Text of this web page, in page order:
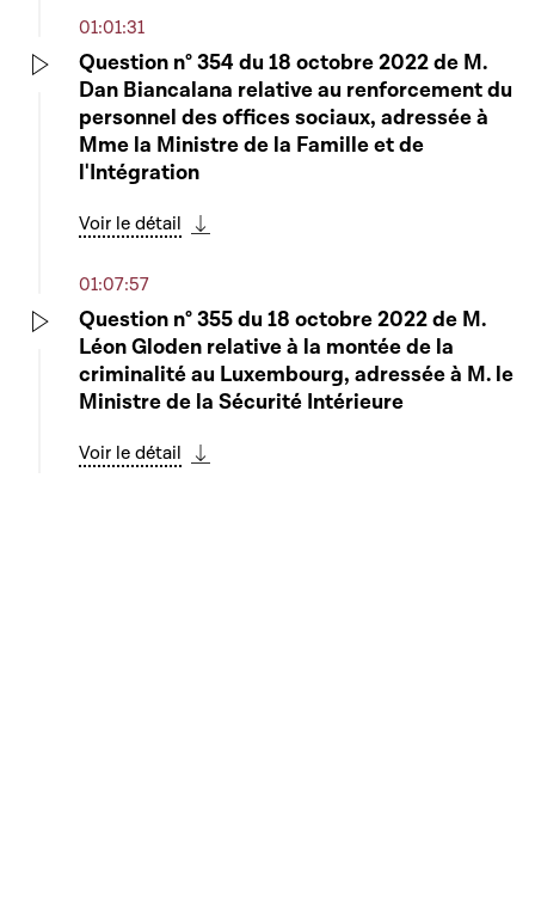
01:01:31
Question n° 354 du 18 octobre 2022 de M.
Dan Biancalana relative au renforcement du
personnel des offices sociaux, adressée à
Mme la Ministre de la Famille et de
l'Intégration
Voir le détail
01:07:57
Question n° 355 du 18 octobre 2022 de M.
Léon Gloden relative à la montée de la
criminalité au Luxembourg, adressée à M. le
Ministre de la Sécurité Intérieure
Voir le détail
Voir le détail
Télécharger cette séquence
02:52:51
Dépôt d'une proposition de loi par M.
Fernand Kartheiser
Fernand Kartheiser
02:54:15
Heure d'actualité de la sensibilité politique
ADR au sujet de la charte de déontologie
pour les structures culturelles (suite)
Voir le détail